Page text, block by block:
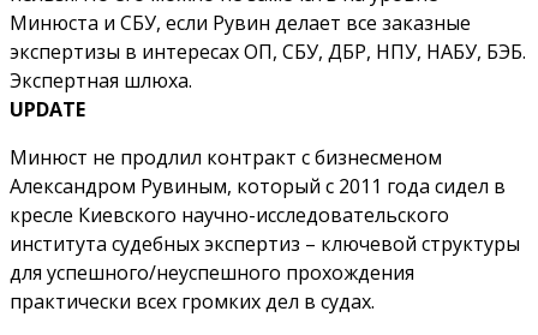
Минюста и СБУ, если Рувин делает все заказные
экспертизы в интересах ОП, СБУ, ДБР, НПУ, НАБУ, БЭБ.
Экспертная шлюха.
UPDATE
Минюст не продлил контракт с бизнесменом
Александром Рувиным, который с 2011 года сидел в
кресле Киевского научно-исследовательского
института судебных экспертиз – ключевой структуры
для успешного/неуспешного прохождения
практически всех громких дел в судах.